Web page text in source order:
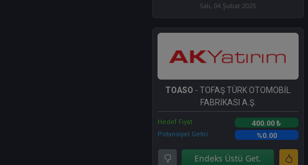
Salı, 04 Şubat 2025
TOASO - TOFAŞ TÜRK OTOMOBİL
FABRİKASI A.Ş.
Hedef Fiyat 400.00 ₺
Potansiyel Getiri %0.00
Endeks Üstü Get.